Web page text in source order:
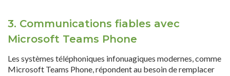
3. Communications fiables avec
Microsoft Teams Phone
Les systèmes téléphoniques infonuagiques modernes, comme
Microsoft Teams Phone, répondent au besoin de remplacer